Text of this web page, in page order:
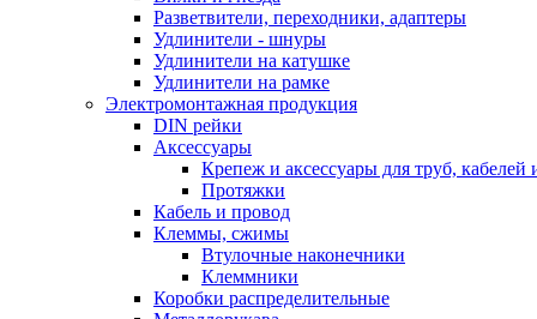
Разветвители, переходники, адаптеры
Удлинители - шнуры
Удлинители на катушке
Удлинители на рамке
Электромонтажная продукция
DIN рейки
Аксессуары
Крепеж и аксессуары для труб, кабелей
Протяжки
Кабель и провод
Клеммы, сжимы
Втулочные наконечники
Клеммники
Коробки распределительные